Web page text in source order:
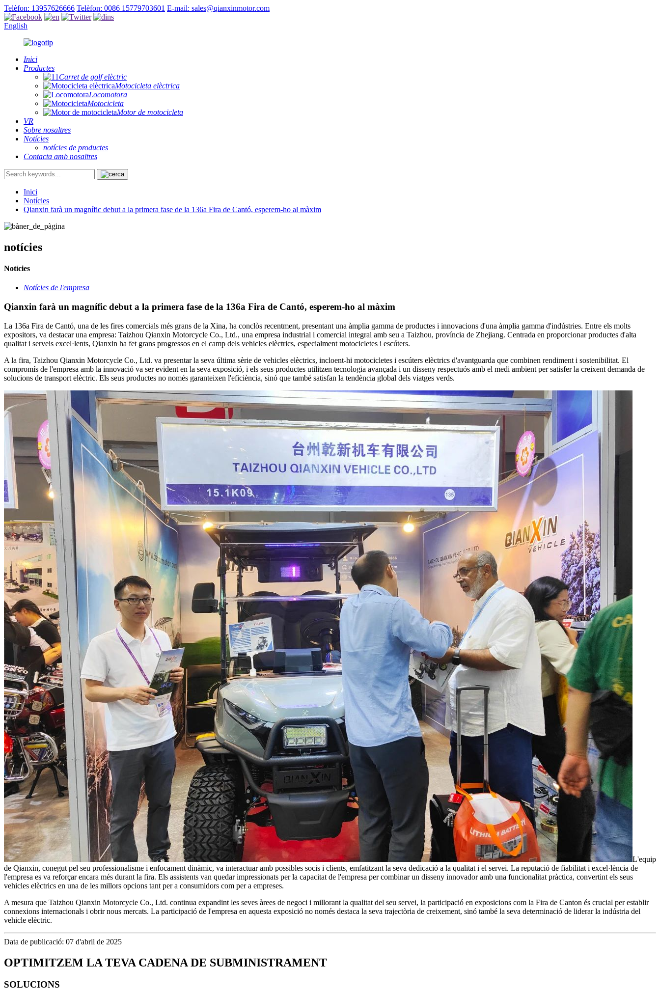
Telèfon: 13957626666 Telèfon: 0086 15779703601 E-mail: sales@qianxinmotor.com
English
Inici
Productes
Carret de golf elèctric
Motocicleta elèctrica
Locomotora
Motocicleta
Motor de motocicleta
VR
Sobre nosaltres
Notícies
notícies de productes
Contacta amb nosaltres
Inici
Notícies
Qianxin farà un magnífic debut a la primera fase de la 136a Fira de Cantó, esperem-ho al màxim
notícies
Notícies
Notícies de l'empresa
Qianxin farà un magnífic debut a la primera fase de la 136a Fira de Cantó, esperem-ho al màxim
La 136a Fira de Cantó, una de les fires comercials més grans de la Xina, ha conclòs recentment, presentant una àmplia gamma de productes i innovacions d'una àmplia gamma d'indústries. Entre els molts
expositors, va destacar una empresa: Taizhou Qianxin Motorcycle Co., Ltd., una empresa industrial i comercial integral amb seu a Taizhou, província de Zhejiang. Centrada en proporcionar productes d'alta
qualitat i serveis excel·lents, Qianxin ha fet grans progressos en el camp dels vehicles elèctrics, especialment motocicletes i escúters.
A la fira, Taizhou Qianxin Motorcycle Co., Ltd. va presentar la seva última sèrie de vehicles elèctrics, incloent-hi motocicletes i escúters elèctrics d'avantguarda que combinen rendiment i sostenibilitat. El
compromís de l'empresa amb la innovació va ser evident en la seva exposició, i els seus productes utilitzen tecnologia avançada i un disseny respectuós amb el medi ambient per satisfer la creixent demanda de
solucions de transport elèctric. Els seus productes no només garanteixen l'eficiència, sinó que també satisfan la tendència global dels viatges verds.
L'equip
de Qianxin, conegut pel seu professionalisme i enfocament dinàmic, va interactuar amb possibles socis i clients, emfatitzant la seva dedicació a la qualitat i el servei. La reputació de fiabilitat i excel·lència de
l'empresa es va reforçar encara més durant la fira. Els assistents van quedar impressionats per la capacitat de l'empresa per combinar un disseny innovador amb una funcionalitat pràctica, convertint els seus
vehicles elèctrics en una de les millors opcions tant per a consumidors com per a empreses.
A mesura que Taizhou Qianxin Motorcycle Co., Ltd. continua expandint les seves àrees de negoci i millorant la qualitat del seu servei, la participació en exposicions com la Fira de Canton és crucial per establir
connexions internacionals i obrir nous mercats. La participació de l'empresa en aquesta exposició no només destaca la seva trajectòria de creixement, sinó també la seva determinació de liderar la indústria del
vehicle elèctric.
Data de publicació: 07 d'abril de 2025
OPTIMITZEM LA TEVA CADENA DE SUBMINISTRAMENT
SOLUCIONS